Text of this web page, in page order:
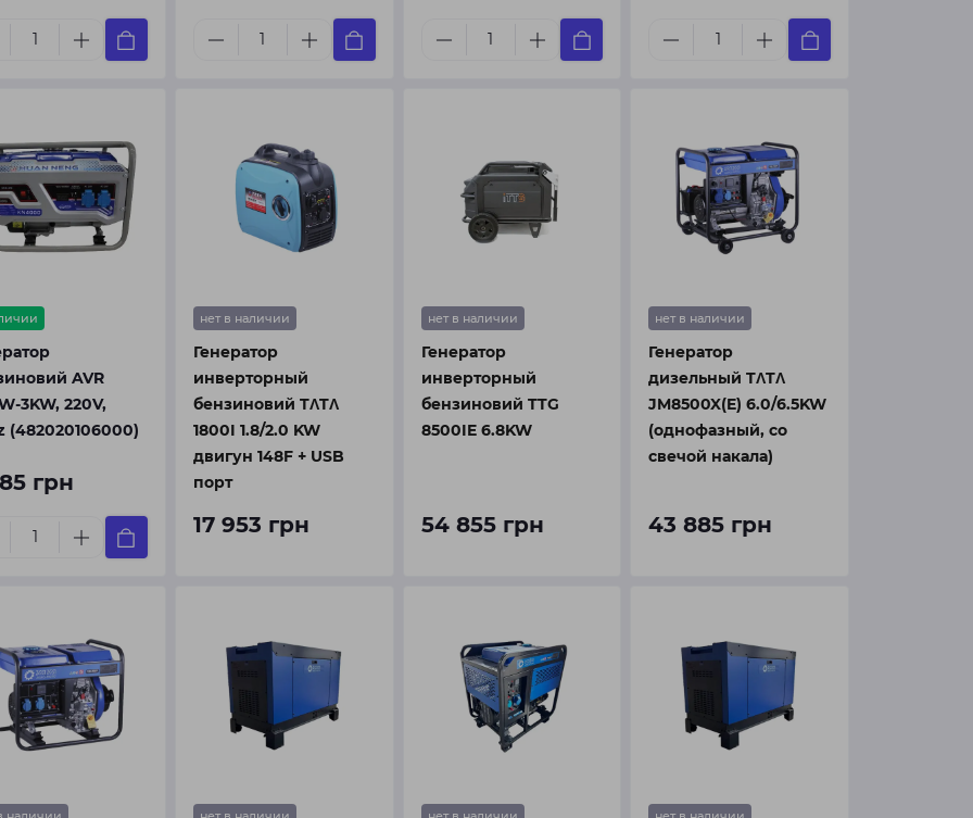
AVR
3KW, 220V,
(482020106000)
грн
нет в наличии
Генератор
инверторный
бензиновий TΛTΛ
1800I 1.8/2.0 KW
двигун 148F + USB
порт
17 953 грн
нет в наличии
Генератор
инверторный
бензиновий TTG
8500IE 6.8KW
54 855 грн
нет в наличии
Генератор
дизельный TΛTΛ
JM8500X(E) 6.0/6.5KW
(однофазный, со
свечой накала)
43 885 грн